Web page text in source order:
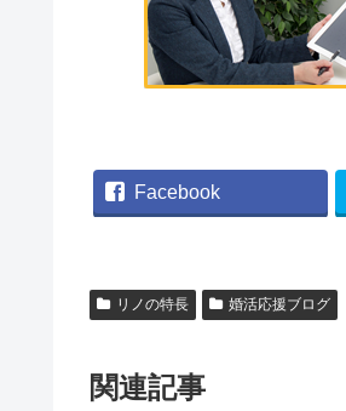
Facebook
リノの特長 婚活応援ブログ
関連記事